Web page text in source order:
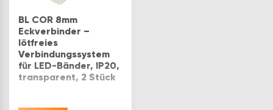
BL COR 8mm
Eckverbinder –
lötfreies
Verbindungssystem
für LED-Bänder, IP20,
transparent, 2 Stück
Ausführung: